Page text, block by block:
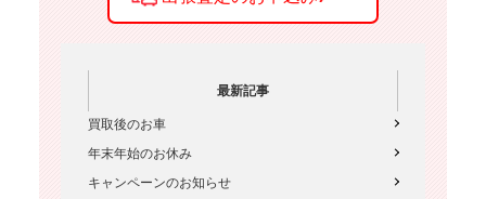
最新記事
買取後のお車
年末年始のお休み
キャンペーンのお知らせ